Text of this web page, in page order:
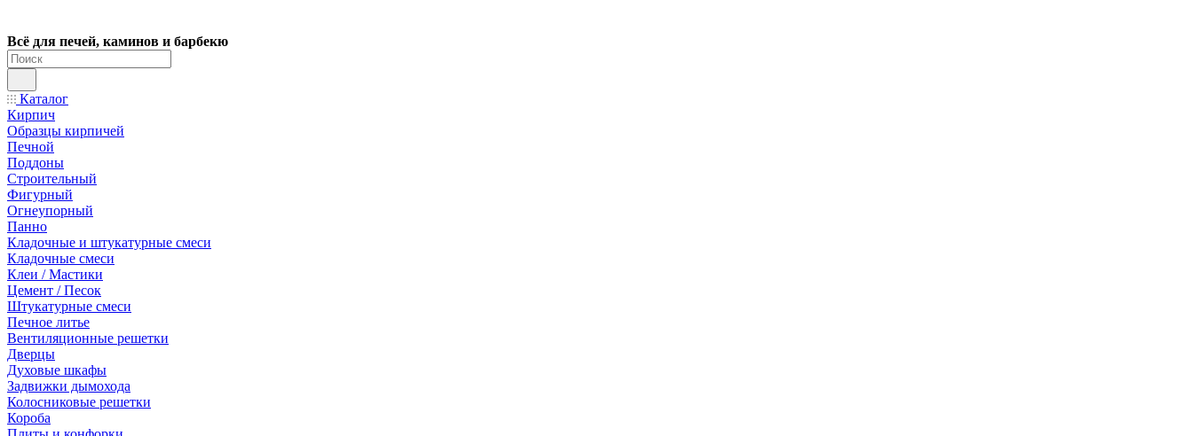
Всё для печей, каминов и барбекю
Каталог
Кирпич
Образцы кирпичей
Печной
Поддоны
Строительный
Фигурный
Огнеупорный
Панно
Кладочные и штукатурные смеси
Кладочные смеси
Клеи / Мастики
Цемент / Песок
Штукатурные смеси
Печное литье
Вентиляционные решетки
Дверцы
Духовые шкафы
Задвижки дымохода
Колосниковые решетки
Короба